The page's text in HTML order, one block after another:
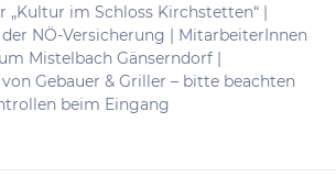
„Kultur im Schloss Kirchstetten“ |
NÖ-Versicherung | MitarbeiterInnen
Mistelbach Gänserndorf |
Gebauer & Griller – bitte beachten
beim Eingang